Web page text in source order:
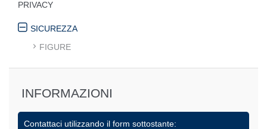
PRIVACY
SICUREZZA
FIGURE
INFORMAZIONI
Contattaci utilizzando il form sottostante: